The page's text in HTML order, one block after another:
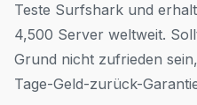
Teste Surfshark und
4,500 Server weltweit.
Grund nicht zufrieden
Tage-Geld-zurück-